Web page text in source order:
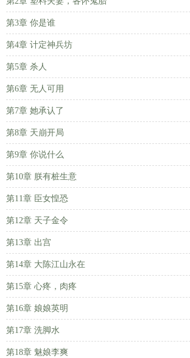
第3章 你是谁
第4章 计定神兵坊
第5章 杀人
第6章 无人可用
第7章 她承认了
第8章 天崩开局
第9章 你说什么
第10章 朕有桩生意
第11章 臣女惶恐
第12章 天子金令
第13章 出宫
第14章 大陈江山永在
第15章 心疼，肉疼
第16章 娘娘英明
第17章 洗脚水
第18章 魅娘李爽